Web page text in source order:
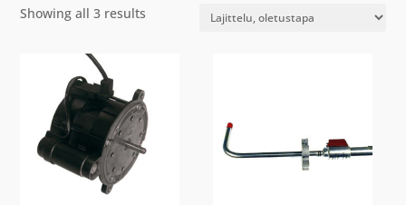
Showing all 3 results